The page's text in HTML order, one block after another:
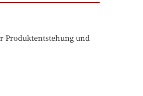
Produktentstehung und